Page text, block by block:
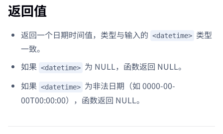
返回值
返回一个日期时间值，类型与输入的 <datetime> 类型
一致。
如果 <datetime> 为 NULL，函数返回 NULL。
如果 <datetime> 为非法日期（如 0000-00-
00T00:00:00），函数返回 NULL。